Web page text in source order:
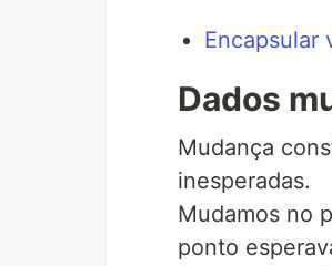
Encapsular
Dados
Mudança
inesperadas.
Mudamos no
ponto